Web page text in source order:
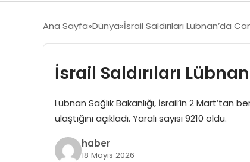
Ana Sayfa Dünya İsrail Saldırıları Lübnan’da
İsrail Saldırıları
Lübnan Sağlık Bakanlığı, İsrail’in 2 Mart’tan
ulaştığını açıkladı. Yaralı sayısı 9210 oldu.
haber
18 Mayıs 2026